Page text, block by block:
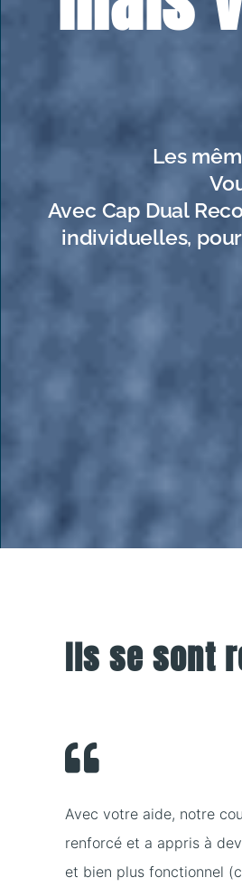
Les
Avec Cap Dual
individuelles,
Ils se sont
Avec votre aide, notre
renforcé et a appris à
et bien plus fonctionnel